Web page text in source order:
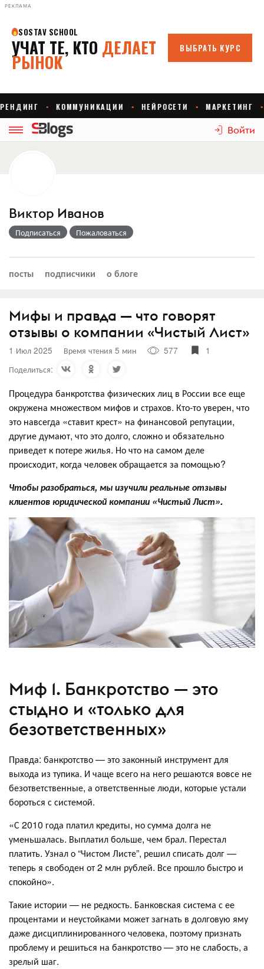
РЕКЛАМА
Войти
Виктор Иванов
Подписаться Пожаловаться
посты подписчики о блоге
Мифы и правда — что говорят
отзывы о компании «Чистый Лист»
1 Июл 2025 Время чтения 5 мин 577
1
Поделиться:
Процедура банкротства физических лиц в России все еще
окружена множеством мифов и страхов. Кто-то уверен, что
это навсегда «ставит крест» на финансовой репутации,
другие думают, что это долго, сложно и обязательно
приведет к потере жилья. Но что на самом деле
происходит, когда человек обращается за помощью?
Чтобы разобраться, мы изучили реальные отзывы
клиентов юридической компании «Чистый Лист».
Миф 1. Банкротство — это
стыдно и «только для
безответственных»
Правда: банкротство — это законный инструмент для
выхода из тупика. И чаще всего на него решаются вовсе не
безответственные, а ответственные люди, которые устали
бороться с системой.
«С 2010 года платил кредиты, но сумма долга не
уменьшалась. Выплатил больше, чем брал. Перестал
платить. Узнал о “Чистом Листе”, решил списать долг —
теперь я свободен от 2 млн рублей. Все прошло быстро и
спокойно».
Такие истории — не редкость. Банковская система с ее
процентами и неустойками может загнать в долговую яму
даже дисциплинированного человека, поэтому признать
проблему и решиться на банкротство — это не слабость, а
зрелый шаг.